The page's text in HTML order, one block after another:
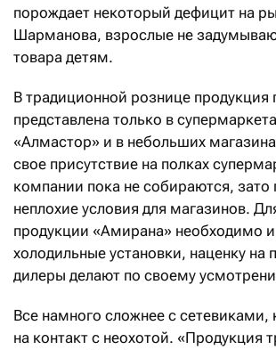
порождает некоторый дефицит на
Шарманова, взрослые не
товара детям.
В традиционной рознице продукция
представлена только в
«Алмастор» и в небольших
свое присутствие на полках
компании пока не собираются, зато
неплохие условия для магазинов.
продукции «Амирана» необходимо
холодильные установки, наценку на
дилеры делают по своему
Все намного сложнее с сетевиками,
на контакт с неохотой. «Продукция